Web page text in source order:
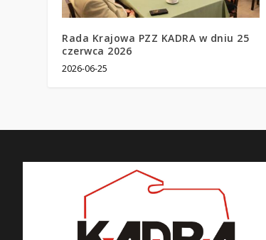
Rada Krajowa PZZ KADRA w dniu 25
czerwca 2026
2026-06-25